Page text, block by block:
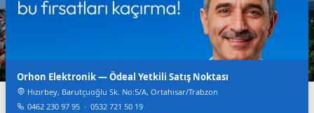
Tek Bir Yerde
Firmalar, haberler, etkinlikler, nöbetçi eczane ve daha
Orhon Elektronik — Ödeal Yetkili Satış Noktası
Hızırbey, Barutçuoğlu Sk. No:5/A, Ortahisar/Trabzon
0462 230 97 95 · 0532 721 50 19